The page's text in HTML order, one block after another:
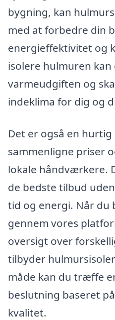
bygning, kan
med at forbedre din
energieffektivitet og
isolere hulmuren
varmeudgiften og
indeklima for dig og
Det er også en hurtig
sammenligne priser
lokale håndværkere.
de bedste tilbud
tid og energi. Når du
gennem vores
oversigt over
tilbyder
måde kan du træffe
beslutning baseret
kvalitet.